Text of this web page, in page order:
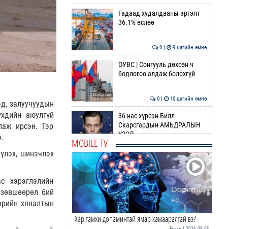
залуучуудын
аюулгүй
ирсэн. Тэр
шинэчлэх
хэрэглэлийн
бий
хяналтын
Гадаад худалдааны эргэлт
36.1% өслөө
0 | 9 цагийн өмнө
ОУВС | Сонгууль дөхсөн ч
бодлогоо алдаж болохгүй
0 | 10 цагийн өмнө
36 нас хүрсэн Билл
Скарсгардын АМЬДРАЛЫН
ҮЗЭЛ
ӨРНИЙН ЗУРХАЙ |
Жинлүүрийнхний бүтээлч
байдал нэмэгдэнэ
0 | 12 цагийн өмнө
ӨГЛӨӨНИЙ МЭНД!
MOBILE TV
Хар тамхи допаминтай ямар хамааралтай вэ?